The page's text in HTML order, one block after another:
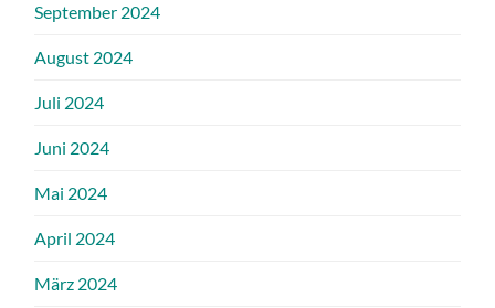
September 2024
August 2024
Juli 2024
Juni 2024
Mai 2024
April 2024
März 2024